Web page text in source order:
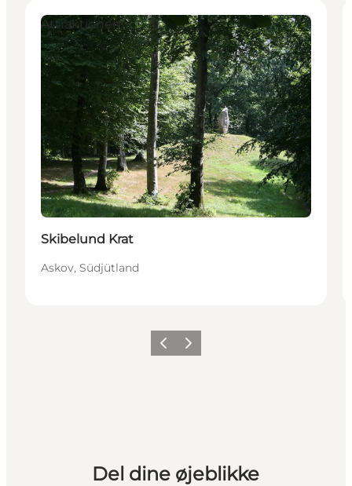
Attraktionen
Skibelund Krat
Askov, Südjütland
Vorherige Folie
Nächste Folie
Del dine øjeblikke